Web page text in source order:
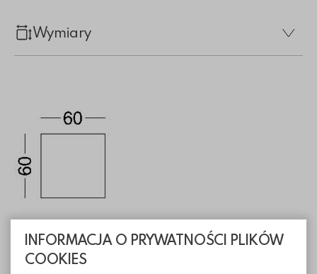
INFORMACJA O PRYWATNOŚCI PLIKÓW
COOKIES
Wymiary